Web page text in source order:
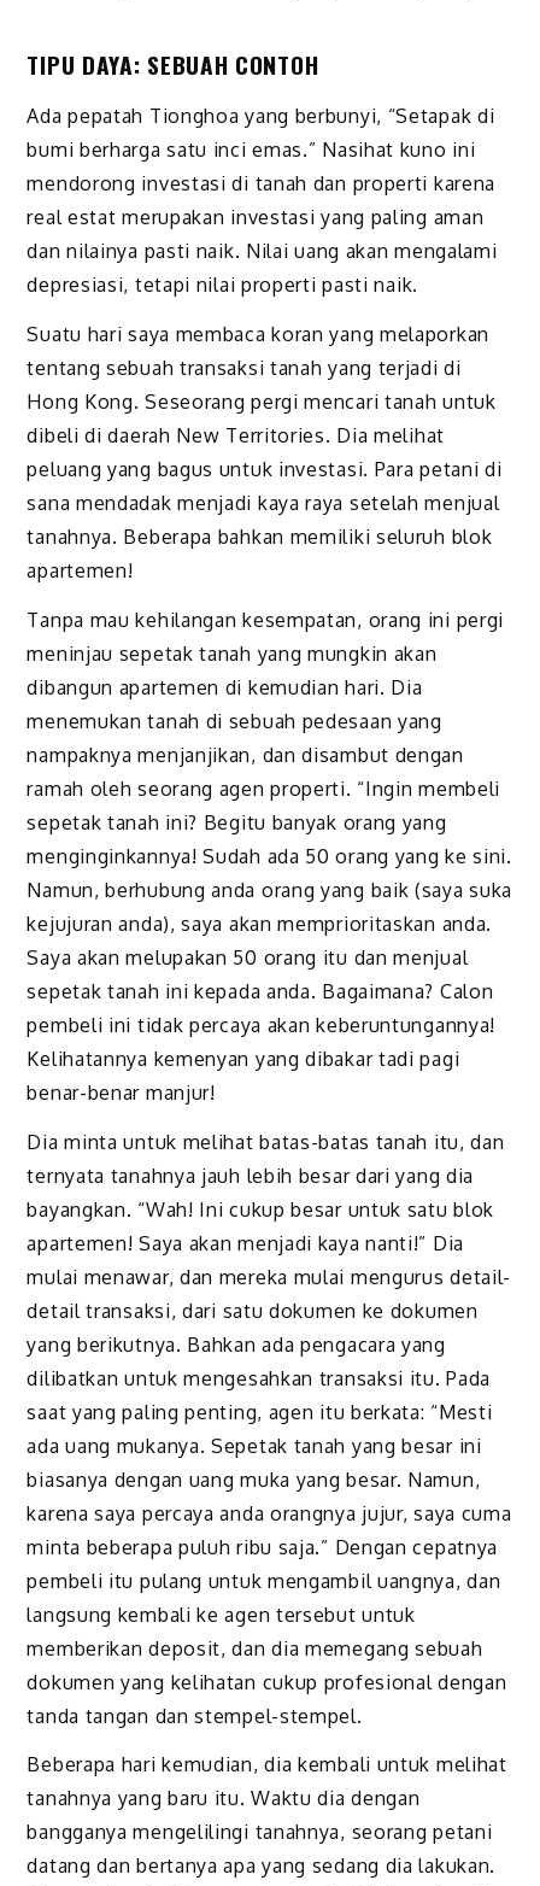
TIPU DAYA: SEBUAH CONTOH
Ada pepatah Tionghoa yang berbunyi, “Setapak di
bumi berharga satu inci emas.” Nasihat kuno ini
mendorong investasi di tanah dan properti karena
real estat merupakan investasi yang paling aman
dan nilainya pasti naik. Nilai uang akan mengalami
depresiasi, tetapi nilai properti pasti naik.
Suatu hari saya membaca koran yang melaporkan
tentang sebuah transaksi tanah yang terjadi di
Hong Kong. Seseorang pergi mencari tanah untuk
dibeli di daerah New Territories. Dia melihat
peluang yang bagus untuk investasi. Para petani di
sana mendadak menjadi kaya raya setelah menjual
tanahnya. Beberapa bahkan memiliki seluruh blok
apartemen!
Tanpa mau kehilangan kesempatan, orang ini pergi
meninjau sepetak tanah yang mungkin akan
dibangun apartemen di kemudian hari. Dia
menemukan tanah di sebuah pedesaan yang
nampaknya menjanjikan, dan disambut dengan
ramah oleh seorang agen properti. “Ingin membeli
sepetak tanah ini? Begitu banyak orang yang
menginginkannya! Sudah ada 50 orang yang ke sini.
Namun, berhubung anda orang yang baik (saya suka
kejujuran anda), saya akan memprioritaskan anda.
Saya akan melupakan 50 orang itu dan menjual
sepetak tanah ini kepada anda. Bagaimana? Calon
pembeli ini tidak percaya akan keberuntungannya!
Kelihatannya kemenyan yang dibakar tadi pagi
benar-benar manjur!
Dia minta untuk melihat batas-batas tanah itu, dan
ternyata tanahnya jauh lebih besar dari yang dia
bayangkan. “Wah! Ini cukup besar untuk satu blok
apartemen! Saya akan menjadi kaya nanti!” Dia
mulai menawar, dan mereka mulai mengurus detail-
detail transaksi, dari satu dokumen ke dokumen
yang berikutnya. Bahkan ada pengacara yang
dilibatkan untuk mengesahkan transaksi itu. Pada
saat yang paling penting, agen itu berkata: “Mesti
ada uang mukanya. Sepetak tanah yang besar ini
biasanya dengan uang muka yang besar. Namun,
karena saya percaya anda orangnya jujur, saya cuma
minta beberapa puluh ribu saja.” Dengan cepatnya
pembeli itu pulang untuk mengambil uangnya, dan
langsung kembali ke agen tersebut untuk
memberikan deposit, dan dia memegang sebuah
dokumen yang kelihatan cukup profesional dengan
tanda tangan dan stempel-stempel.
Beberapa hari kemudian, dia kembali untuk melihat
tanahnya yang baru itu. Waktu dia dengan
bangganya mengelilingi tanahnya, seorang petani
datang dan bertanya apa yang sedang dia lakukan.